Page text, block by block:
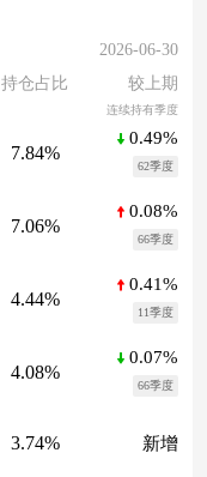
2026-06-30
持仓占比 较上期
连续持有季度
7.84%
0.49%
62季度
7.06%
0.08%
66季度
4.44%
0.41%
11季度
4.08%
0.07%
66季度
3.74% 新增